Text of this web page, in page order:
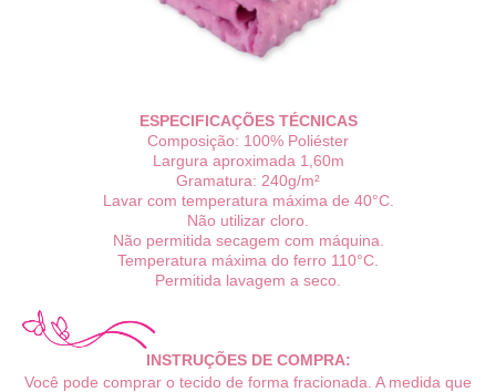
ESPECIFICAÇÕES TÉCNICAS
Composição: 100% Poliéster
Largura aproximada 1,60m
Gramatura: 240g/m²
Lavar com temperatura máxima de 40°C.
Não utilizar cloro.
Não permitida secagem com máquina.
Temperatura máxima do ferro 110°C.
Permitida lavagem a seco.
INSTRUÇÕES DE COMPRA:
Você pode comprar o tecido de forma fracionada. A medida que